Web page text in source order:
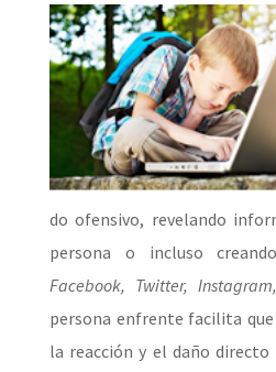
do ofensivo, revelando
persona o incluso
Facebook, Twitter,
persona enfrente facilita
la reacción y el daño